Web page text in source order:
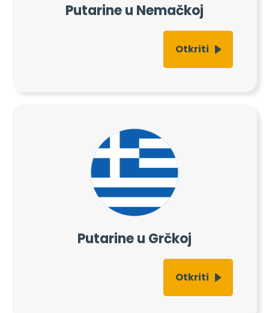
Putarine u Nemačkoj
Otkriti
Putarine u Grčkoj
Otkriti